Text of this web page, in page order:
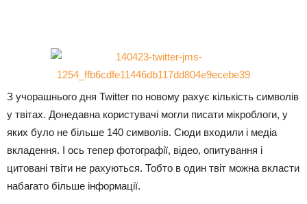
З учорашнього дня Twitter по новому рахує кількість символів
у твітах. Донедавна користувачі могли писати мікроблоги, у
яких було не більше 140 символів. Сюди входили і медіа
вкладення. І ось тепер фотографії, відео, опитування і
цитовані твіти не рахуються. Тобто в один твіт можна вкласти
набагато більше інформації.